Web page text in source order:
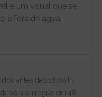
e um visual que se
e fora de água.
antes das 16:00 h.
será entregue em 48